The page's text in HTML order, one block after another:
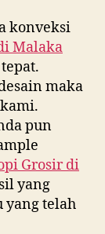
konveksi
Malaka
maka
pun
Grosir di
yang
yang telah